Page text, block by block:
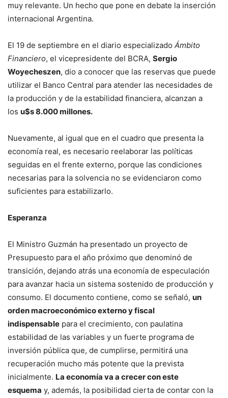
muy relevante. Un hecho que pone en debate la inserción
internacional Argentina.
El 19 de septiembre en el diario especializado Ámbito
Financiero, el vicepresidente del BCRA, Sergio
Woyecheszen, dio a conocer que las reservas que puede
utilizar el Banco Central para atender las necesidades de
la producción y de la estabilidad financiera, alcanzan a
los u$s 8.000 millones.
Nuevamente, al igual que en el cuadro que presenta la
economía real, es necesario reelaborar las políticas
seguidas en el frente externo, porque las condiciones
necesarias para la solvencia no se evidenciaron como
suficientes para estabilizarlo.
Esperanza
El Ministro Guzmán ha presentado un proyecto de
Presupuesto para el año próximo que denominó de
transición, dejando atrás una economía de especulación
para avanzar hacia un sistema sostenido de producción y
consumo. El documento contiene, como se señaló, un
orden macroeconómico externo y fiscal
indispensable para el crecimiento, con paulatina
estabilidad de las variables y un fuerte programa de
inversión pública que, de cumplirse, permitirá una
recuperación mucho más potente que la prevista
inicialmente. La economía va a crecer con este
esquema y, además, la posibilidad cierta de contar con la